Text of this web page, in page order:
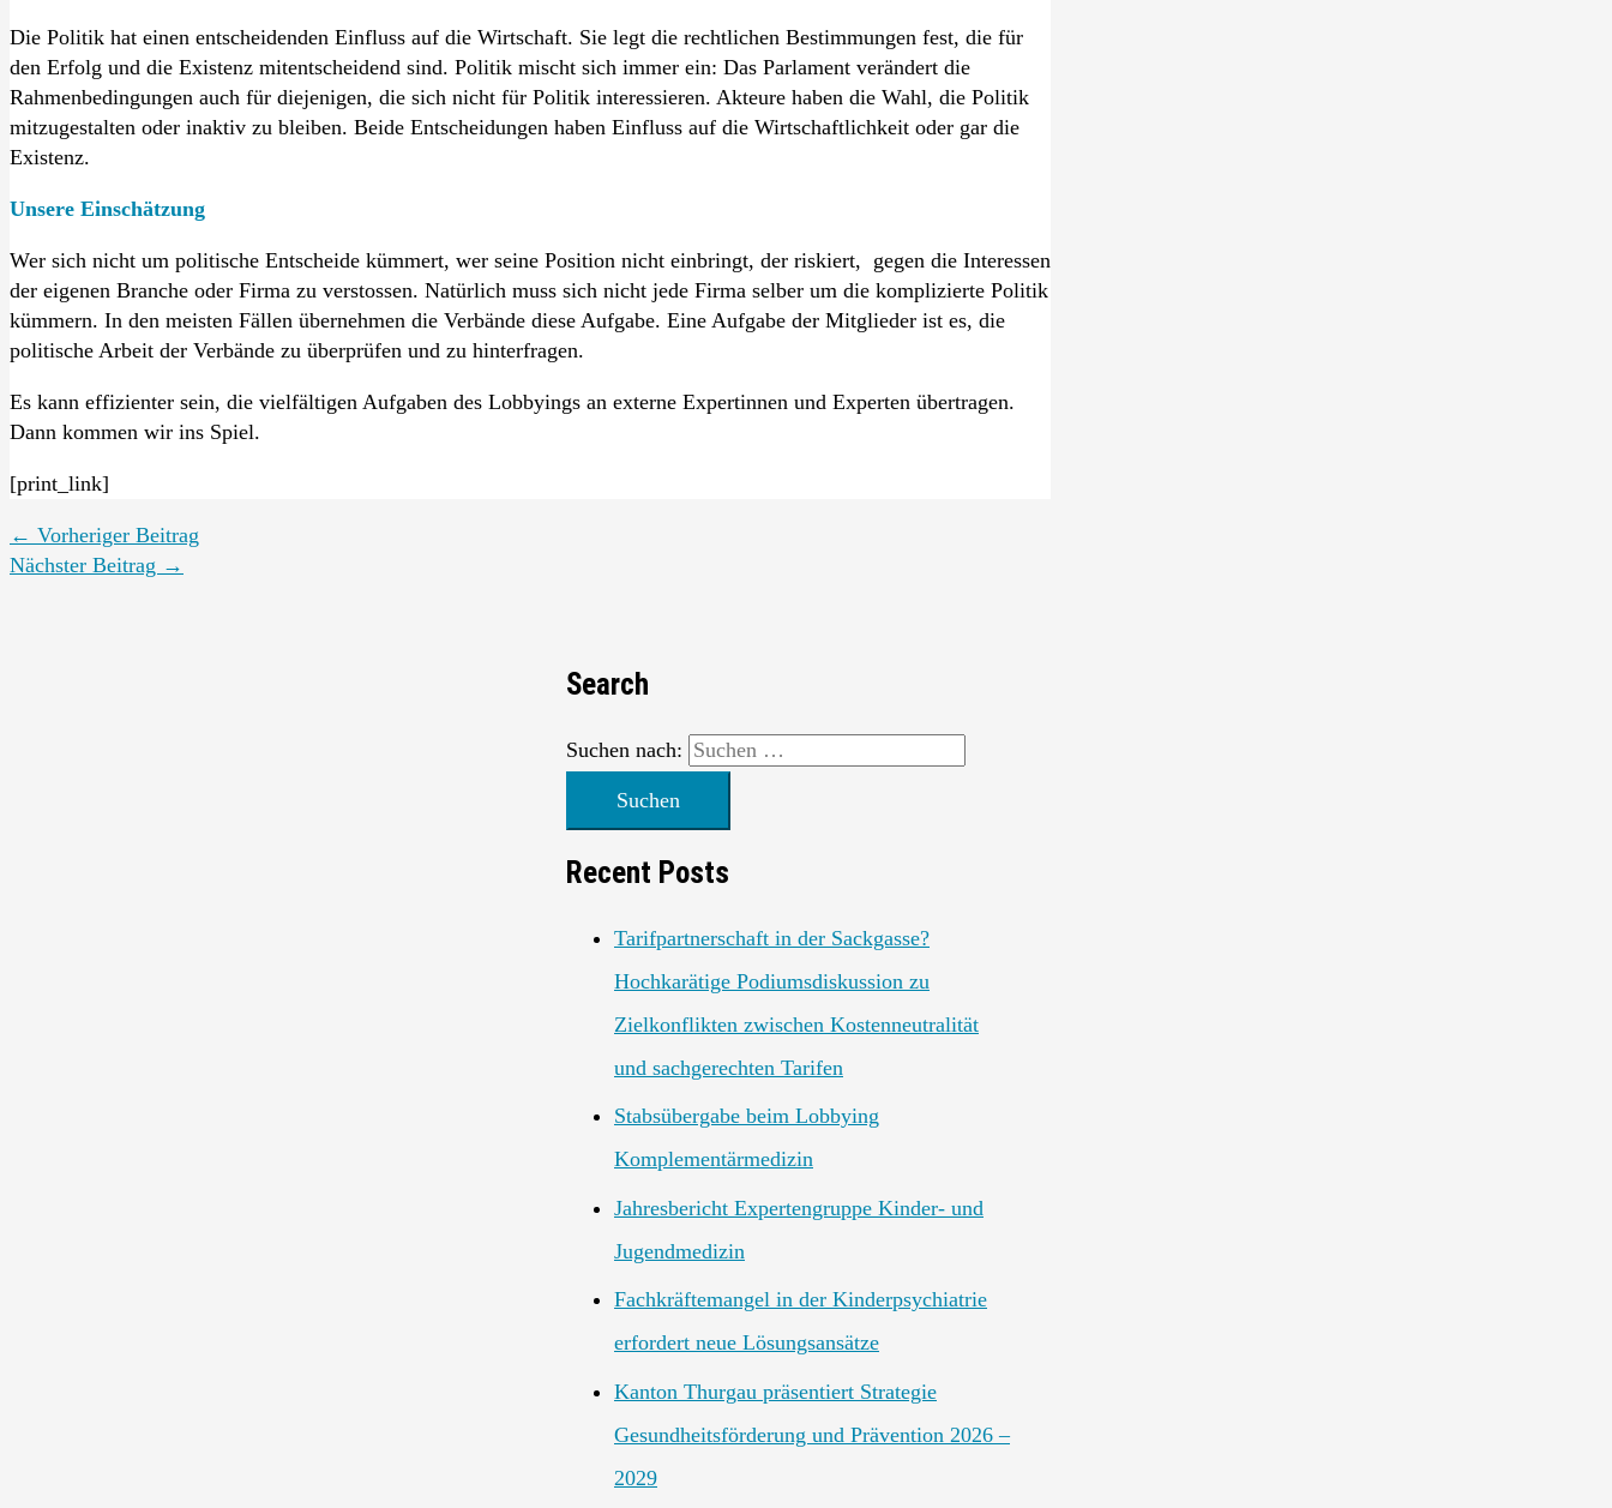
Die Politik hat einen entscheidenden Einfluss auf die Wirtschaft. Sie legt die rechtlichen Bestimmungen fest, die für
den Erfolg und die Existenz mitentscheidend sind. Politik mischt sich immer ein: Das Parlament verändert die
Rahmenbedingungen auch für diejenigen, die sich nicht für Politik interessieren. Akteure haben die Wahl, die Politik
mitzugestalten oder inaktiv zu bleiben. Beide Entscheidungen haben Einfluss auf die Wirtschaftlichkeit oder gar die
Existenz.
Unsere Einschätzung
Wer sich nicht um politische Entscheide kümmert, wer seine Position nicht einbringt, der riskiert, gegen die Interessen
der eigenen Branche oder Firma zu verstossen. Natürlich muss sich nicht jede Firma selber um die komplizierte Politik
kümmern. In den meisten Fällen übernehmen die Verbände diese Aufgabe. Eine Aufgabe der Mitglieder ist es, die
politische Arbeit der Verbände zu überprüfen und zu hinterfragen.
Es kann effizienter sein, die vielfältigen Aufgaben des Lobbyings an externe Expertinnen und Experten übertragen.
Dann kommen wir ins Spiel.
[print_link]
← Vorheriger Beitrag
Nächster Beitrag →
Search
Suchen nach:
Recent Posts
Tarifpartnerschaft in der Sackgasse?
Hochkarätige Podiumsdiskussion zu
Zielkonflikten zwischen Kostenneutralität
und sachgerechten Tarifen
Stabsübergabe beim Lobbying
Komplementärmedizin
Jahresbericht Expertengruppe Kinder- und
Jugendmedizin
Fachkräftemangel in der Kinderpsychiatrie
erfordert neue Lösungsansätze
Kanton Thurgau präsentiert Strategie
Gesundheitsförderung und Prävention 2026 –
2029